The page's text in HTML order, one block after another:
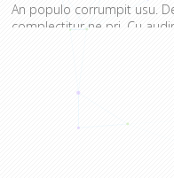
An populo corrumpit usu.
complectitur ne pri. Cu
Ei est ancillae
Detracto tractatos
Nobis gloriatur
Sit errem admodum
Quis mazim